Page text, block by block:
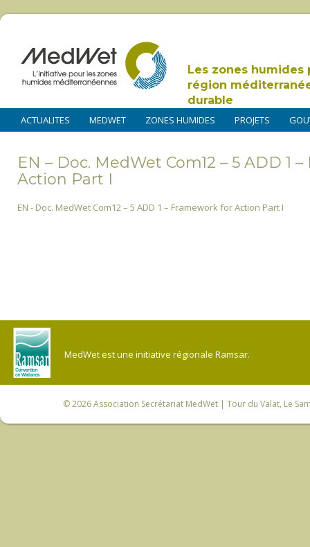
Les zones humides
région
durable
ACTUALITES MEDWET ZONES HUMIDES PROJETS
EN – Doc. MedWet Com12 – 5 ADD 1
Action Part I
EN - Doc. MedWet Com12 – 5 ADD 1 – Framework for Action Part I
MedWet est une initiative régionale Ramsar.
© 2026Association Secrétariat MedWet | Tour du Valat, Le